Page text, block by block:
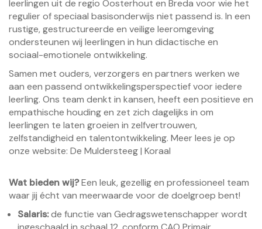
leerlingen uit de regio Oosterhout en Breda voor wie het
regulier of speciaal basisonderwijs niet passend is. In een
rustige, gestructureerde en veilige leeromgeving
ondersteunen wij leerlingen in hun didactische en
sociaal-emotionele ontwikkeling.
Samen met ouders, verzorgers en partners werken we
aan een passend ontwikkelingsperspectief voor iedere
leerling. Ons team denkt in kansen, heeft een positieve en
empathische houding en zet zich dagelijks in om
leerlingen te laten groeien in zelfvertrouwen,
zelfstandigheid en talentontwikkeling. Meer lees je op
onze website: De Muldersteeg | Koraal
Wat bieden wij?Een leuk, gezellig en professioneel team
waar jij écht van meerwaarde voor de doelgroep bent!
Salaris:de functie van Gedragswetenschapper wordt